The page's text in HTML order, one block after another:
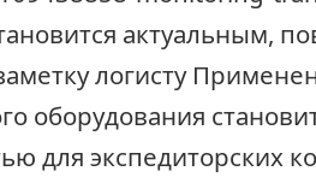
актуальным,
логисту
оборудования
для экспедиторских